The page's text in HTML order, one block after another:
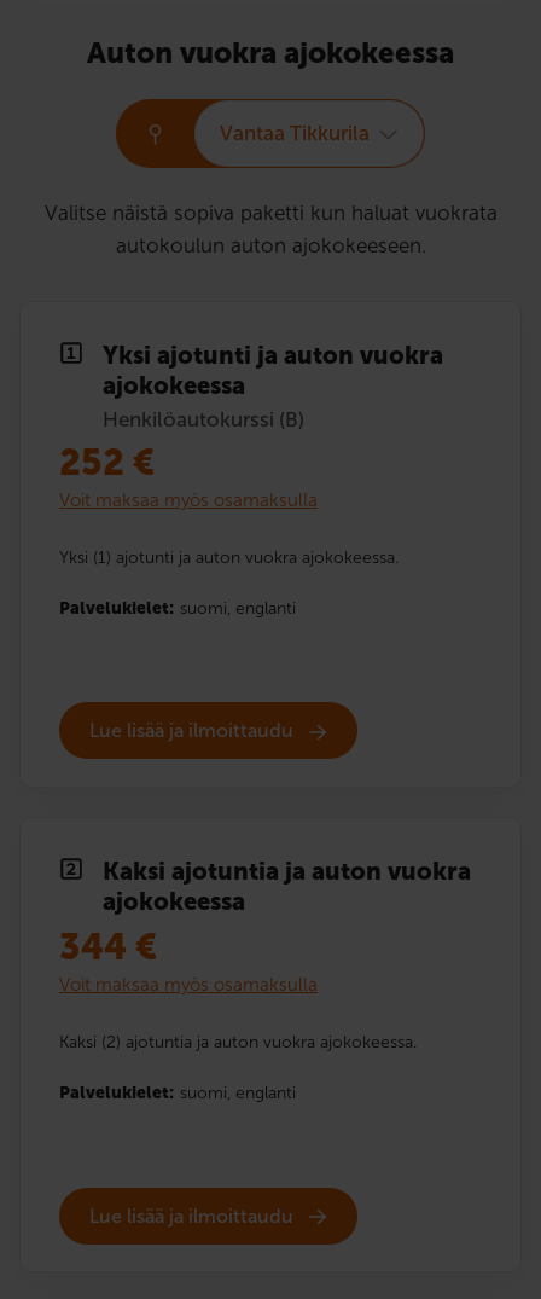
Auton vuokra ajokokeessa
Vantaa Tikkurila
Valitse näistä sopiva paketti kun haluat vuokrata
autokoulun auton ajokokeeseen.
Yksi ajotunti ja auton vuokra
ajokokeessa
Henkilöautokurssi (B)
252 €
Voit maksaa myös osamaksulla
Yksi (1) ajotunti ja auton vuokra ajokokeessa.
Palvelukielet: suomi, englanti
Lue lisää ja ilmoittaudu
Kaksi ajotuntia ja auton vuokra
ajokokeessa
344 €
Voit maksaa myös osamaksulla
Kaksi (2) ajotuntia ja auton vuokra ajokokeessa.
Palvelukielet: suomi, englanti
Lue lisää ja ilmoittaudu